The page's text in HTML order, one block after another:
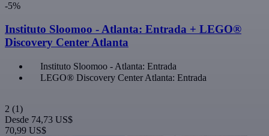
-5%
Instituto Sloomoo - Atlanta: Entrada + LEGO®
Discovery Center Atlanta
Instituto Sloomoo - Atlanta: Entrada
LEGO® Discovery Center Atlanta: Entrada
2 (1)
Desde 74,73 US$
70,99 US$